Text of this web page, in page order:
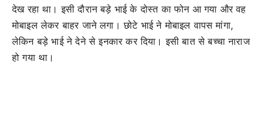
देख रहा था। इसी दौरान बड़े भाई के दोस्त का फोन आ गया और वह
मोबाइल लेकर बाहर जाने लगा। छोटे भाई ने मोबाइल वापस मांगा,
लेकिन बड़े भाई ने देने से इनकार कर दिया। इसी बात से बच्चा नाराज
हो गया था।